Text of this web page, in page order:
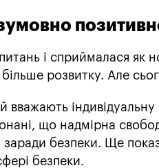
і сприймалася як
розвитку. Але
вважають
що надмірна
заради безпеки. Ще
безпеки.